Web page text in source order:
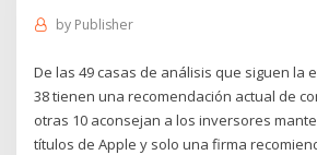
by Publisher
De las 49 casas de análisis que siguen la
38 tienen una recomendación actual de
otras 10 aconsejan a los inversores
títulos de Apple y solo una firma